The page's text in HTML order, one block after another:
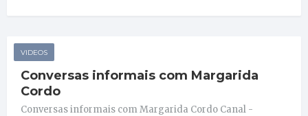
VIDEOS
Conversas informais com Margarida
Cordo
Conversas informais com Margarida Cordo Canal -